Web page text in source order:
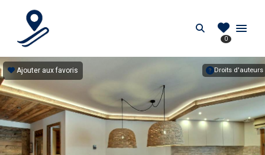
Search
0
Droits d'auteurs
Ajouter aux favoris